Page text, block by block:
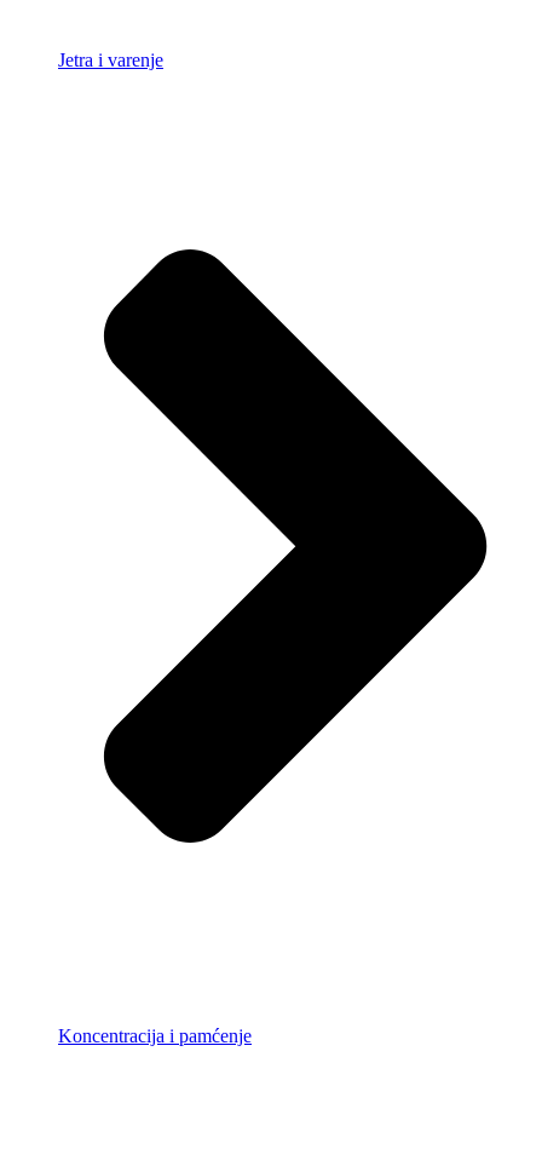
Jetra i varenje
Koncentracija i pamćenje